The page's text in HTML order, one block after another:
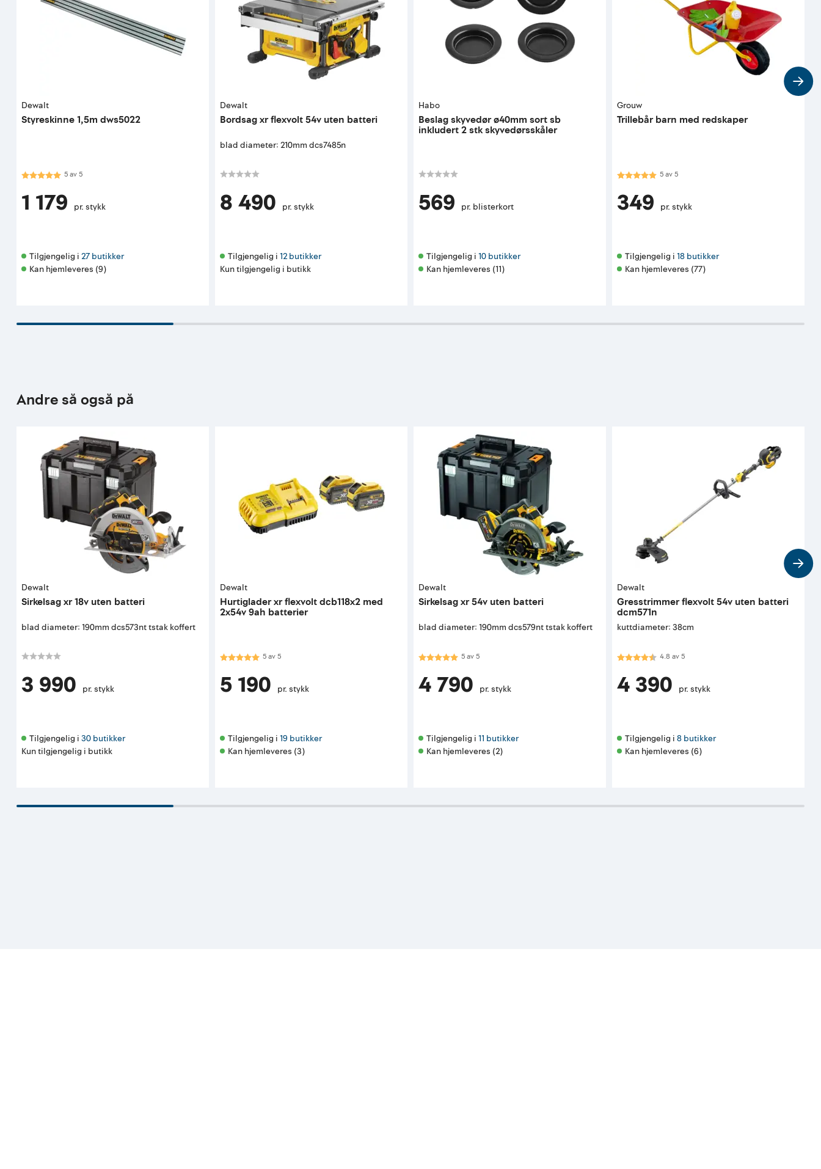
Dewalt
Styreskinne 1,5m dws5022
Karakter:5.0 av 5 mulige
5av5
1 179 pr. stykk
Tilgjengelig i 27 butikker
Kan hjemleveres (9)
Dewalt
Bordsag xr flexvolt 54v uten batteri
blad diameter: 210mm dcs7485n
8 490 pr. stykk
Tilgjengelig i 12 butikker
Kun tilgjengelig i butikk
Habo
Beslag skyvedør ø40mm sort sb
inkludert 2 stk skyvedørsskåler
569 pr. blisterkort
Tilgjengelig i 10 butikker
Kan hjemleveres (11)
Grouw
Trillebår barn med redskaper
Karakter:5.0 av 5 mulige
5av5
349 pr. stykk
Tilgjengelig i 18 butikker
Kan hjemleveres (77)
Andre så også på
Dewalt
Sirkelsag xr 18v uten batteri
blad diameter: 190mm dcs573nt tstak koffert
3 990 pr. stykk
Tilgjengelig i 30 butikker
Kun tilgjengelig i butikk
Dewalt
Hurtiglader xr flexvolt dcb118x2 med
2x54v 9ah batterier
Karakter:5.0 av 5 mulige
5av5
5 190 pr. stykk
Tilgjengelig i 19 butikker
Kan hjemleveres (3)
Dewalt
Sirkelsag xr 54v uten batteri
blad diameter: 190mm dcs579nt tstak koffert
Karakter:5.0 av 5 mulige
5av5
4 790 pr. stykk
Tilgjengelig i 11 butikker
Kan hjemleveres (2)
Dewalt
Gresstrimmer flexvolt 54v uten batteri
dcm571n
kuttdiameter: 38cm
Karakter:4.8 av 5 mulige
4.8av5
4 390 pr. stykk
Tilgjengelig i 8 butikker
Kan hjemleveres (6)